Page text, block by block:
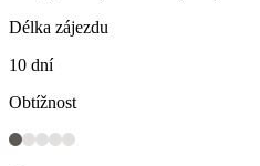
Délka zájezdu
10 dní
Obtížnost